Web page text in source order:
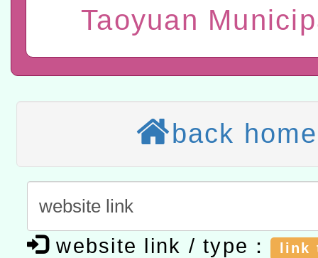
位及節水達人選拔活動」
市孔廟祈福系列活動—儒
航」
2026年桃園地景藝術節教
本校115學年度第2次代理
本館辦理115年度閱讀磐
讀推動專業研習
科技賦能─人工智慧(AI)工
程
A3數位素養講師名單
「數位內容與教學軟體線
Taoyuan
back home
website link / type： link